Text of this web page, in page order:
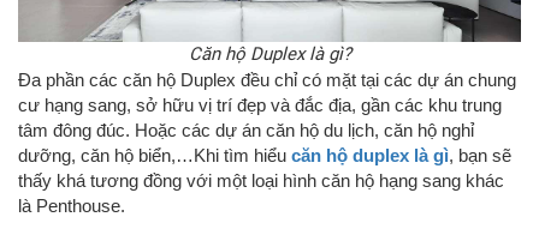
Căn hộ Duplex là gì?
Đa phần các căn hộ Duplex đều chỉ có mặt tại các dự án chung
cư hạng sang, sở hữu vị trí đẹp và đắc địa, gần các khu trung
tâm đông đúc. Hoặc các dự án căn hộ du lịch, căn hộ nghỉ
dưỡng, căn hộ biển,…Khi tìm hiểu căn hộ duplex là gì, bạn sẽ
thấy khá tương đồng với một loại hình căn hộ hạng sang khác
là Penthouse.